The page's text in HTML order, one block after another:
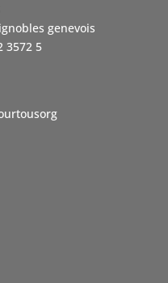
genevois
3572 5